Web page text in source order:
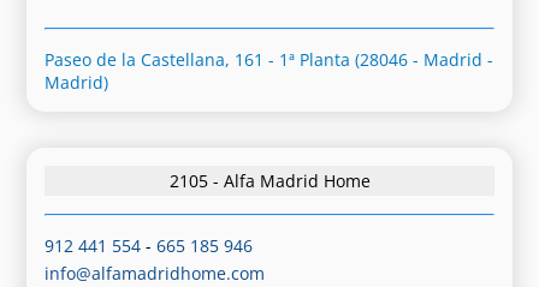
Paseo de la Castellana, 161 - 1ª Planta (28046 - Madrid -
Madrid)
2105 - Alfa Madrid Home
912 441 554 -665 185 946
info@alfamadridhome.com